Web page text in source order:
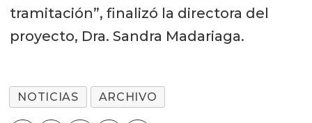
tramitación”, finalizó la directora del
proyecto, Dra. Sandra Madariaga.
NOTICIAS ARCHIVO